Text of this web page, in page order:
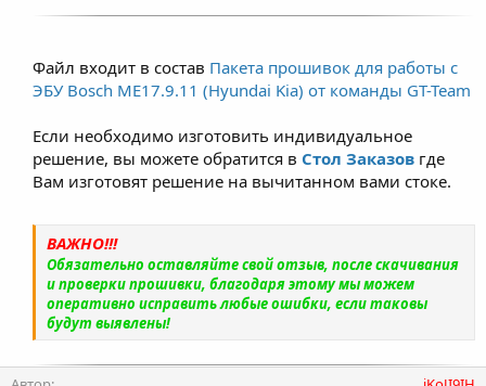
Файл входит в состав Пакета прошивок для работы с
ЭБУ Bosch ME17.9.11 (Hyundai Kia) от команды GT-Team
Если необходимо изготовить индивидуальное
решение, вы можете обратится в Стол Заказов где
Вам изготовят решение на вычитанном вами стоке.
ВАЖНО!!!
Обязательно оставляйте свой отзыв, после скачивания
и проверки прошивки, благодаря этому мы можем
оперативно исправить любые ошибки, если таковы
будут выявлены!